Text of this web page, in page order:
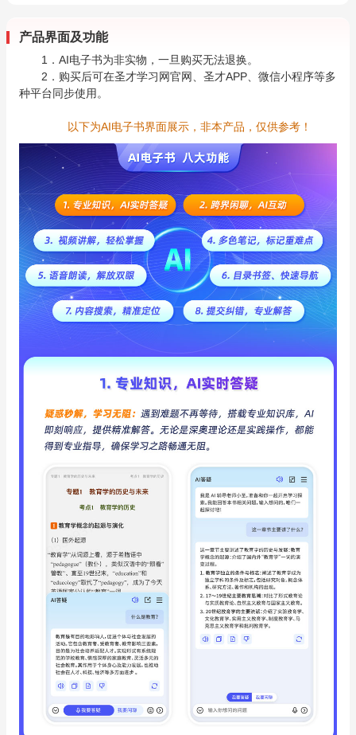
产品界面及功能
1．AI电子书为非实物，一旦购买无法退换。
2．购买后可在圣才学习网官网、圣才APP、微信小程序等多
种平台同步使用。
以下为AI电子书界面展示，非本产品，仅供参考！